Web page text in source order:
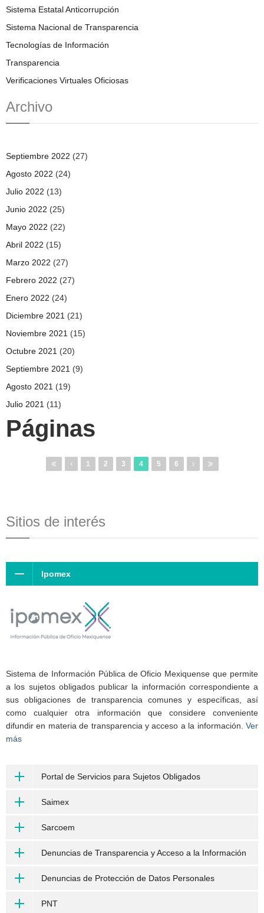
Sistema Estatal Anticorrupción
Sistema Nacional de Transparencia
Tecnologías de Información
Transparencia
Verificaciones Virtuales Oficiosas
Archivo
Septiembre 2022 (27)
Agosto 2022 (24)
Julio 2022 (13)
Junio 2022 (25)
Mayo 2022 (22)
Abril 2022 (15)
Marzo 2022 (27)
Febrero 2022 (27)
Enero 2022 (24)
Diciembre 2021 (21)
Noviembre 2021 (15)
Octubre 2021 (20)
Septiembre 2021 (9)
Agosto 2021 (19)
Julio 2021 (11)
Páginas
1 2 3 4 5 6
Sitios de interés
Ipomex
Sistema de Información Pública de Oficio Mexiquense que permite
a los sujetos obligados publicar la información correspondiente a
sus obligaciones de transparencia comunes y específicas, así
como cualquier otra información que considere conveniente
difundir en materia de transparencia y acceso a la información. Ver
más
Portal de Servicios para Sujetos Obligados
Saimex
Sarcoem
Denuncias de Transparencia y Acceso a la Información
Denuncias de Protección de Datos Personales
PNT